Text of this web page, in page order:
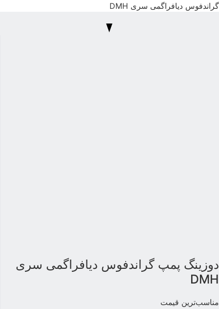
گراندفوس دیافراگمی سری DMH
دوزینگ پمپ گراندفوس دیافراگمی سری
DMH
مناسب‌ترین قیمت